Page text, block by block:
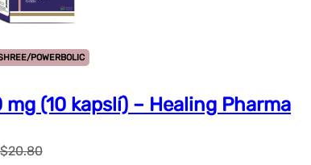
POWERBOLIC
(10 kapslí) – Healing Pharma
$20.80